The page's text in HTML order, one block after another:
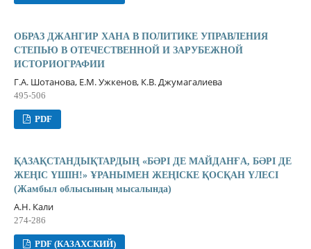
ОБРАЗ ДЖАНГИР ХАНА В ПОЛИТИКЕ УПРАВЛЕНИЯ
СТЕПЬЮ В ОТЕЧЕСТВЕННОЙ И ЗАРУБЕЖНОЙ
ИСТОРИОГРАФИИ
Г.А. Шотанова, Е.М. Ужкенов, К.В. Джумагалиева
495-506
PDF
ҚАЗАҚСТАНДЫҚТАРДЫҢ «БƏРІ ДЕ МАЙДАНҒА, БƏРІ ДЕ
ЖЕҢІС ҮШІН!» ҰРАНЫМЕН ЖЕҢІСКЕ ҚОСҚАН ҮЛЕСІ
(Жамбыл облысының мысалында)
А.Н. Кали
274-286
PDF (КАЗАХСКИЙ)